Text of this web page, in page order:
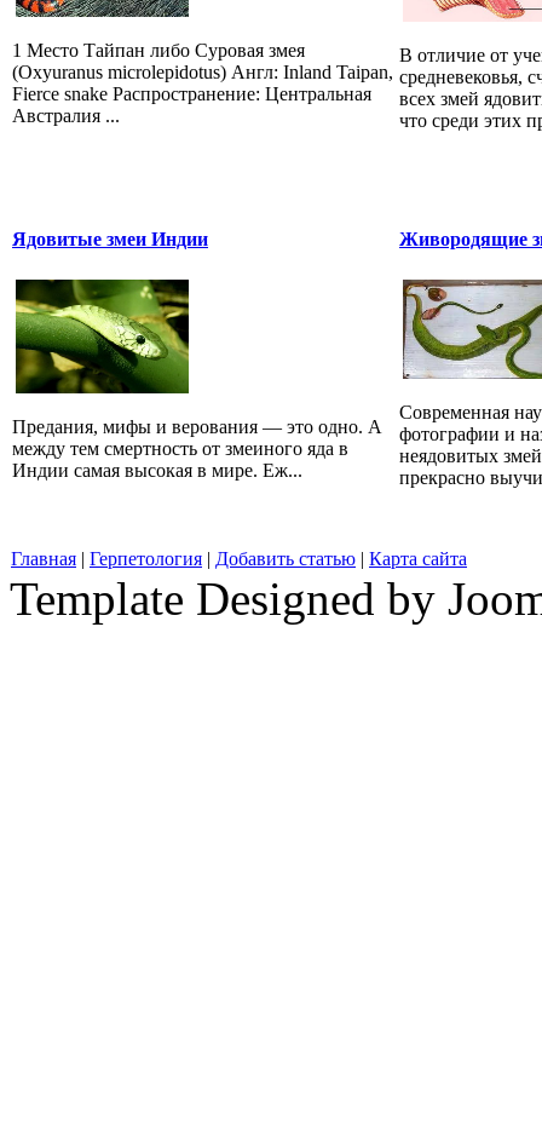
1 Место Тайпан либо Суровая змея
(Oxyuranus microlepidotus) Англ: Inland Taipan,
Fierce snake Распространение: Центральная
Австралия ...
В отличие от
средневековья,
всех змей
что среди этих
Ядовитые змеи Индии
Предания, мифы и верования — это одно. А
между тем смертность от змеиного яда в
Индии самая высокая в мире. Еж...
Живородящие
Современная
фотографии и
неядовитых
прекрасно
Главная Герпетология Добавить статью Карта сайта
Template Designed by